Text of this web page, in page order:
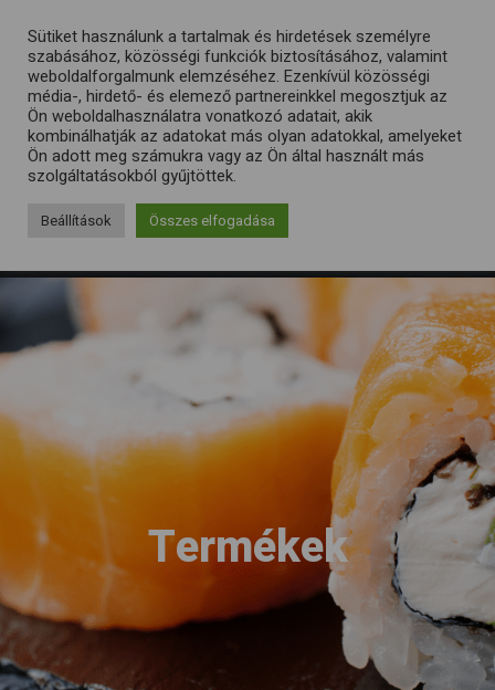
Termékek
Sütiket használunk a tartalmak és hirdetések személyre
szabásához, közösségi funkciók biztosításához, valamint
weboldalforgalmunk elemzéséhez. Ezenkívül közösségi
média-, hirdető- és elemező partnereinkkel megosztjuk az
Ön weboldalhasználatra vonatkozó adatait, akik
kombinálhatják az adatokat más olyan adatokkal, amelyeket
Ön adott meg számukra vagy az Ön által használt más
szolgáltatásokból gyűjtöttek.
Beállítások Összes elfogadása